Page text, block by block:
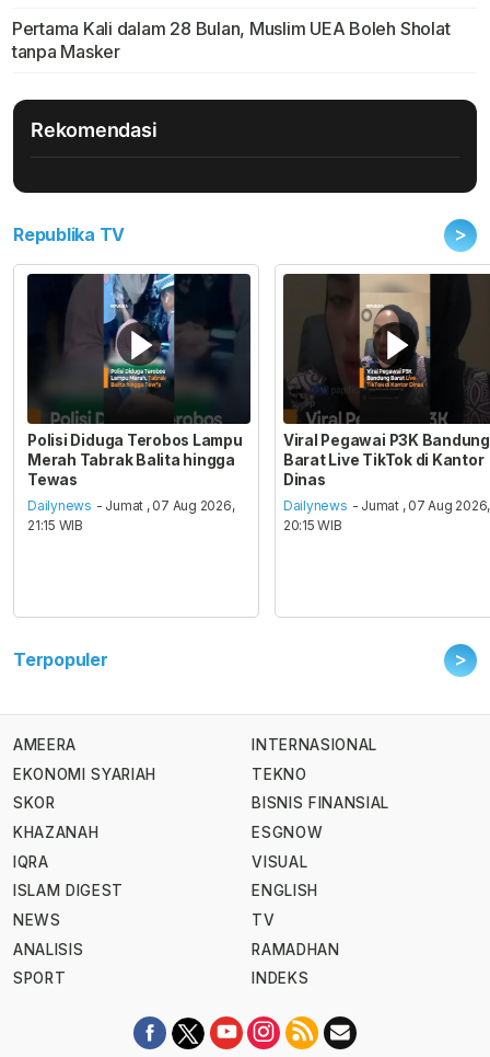
Pertama Kali dalam 28 Bulan, Muslim UEA Boleh Sholat
tanpa Masker
Rekomendasi
Republika TV >
Polisi Diduga Terobos Lampu
Merah Tabrak Balita hingga
Tewas
Dailynews - Jumat , 07 Aug 2026,
21:15 WIB
Viral Pegawai P3K Bandung
Barat Live TikTok di Kantor
Dinas
Dailynews - Jumat , 07 Aug 2026,
20:15 WIB
Terpopuler >
AMEERA
EKONOMI SYARIAH
SKOR
KHAZANAH
IQRA
ISLAM DIGEST
NEWS
ANALISIS
SPORT
INTERNASIONAL
TEKNO
BISNIS FINANSIAL
ESGNOW
VISUAL
ENGLISH
TV
RAMADHAN
INDEKS